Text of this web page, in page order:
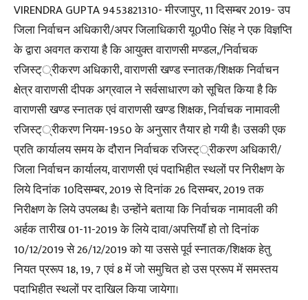
VIRENDRA GUPTA 9453821310- मीरजापुर, 11 दिसम्बर 2019- उप
जिला निर्वाचन अधिकारी/अपर जिलाधिकारी यू0पी0 सिंह ने एक विज्ञप्ति
के द्वारा अवगत कराया है कि आयुक्त वाराणसी मण्डल,/निर्वाचक
रजिस्ट््रीकरण अधिकारी, वाराणसी खण्ड स्नातक/शिक्षक निर्वाचन
क्षेत्र वाराणसी दीपक अग्रवाल ने सर्वसाधारण को सूचित किया है कि
वाराणसी खण्ड स्नातक एवं वाराणसी खण्ड शिक्षक, निर्वाचक नामावली
रजिस्ट््रीकरण नियम-1950 के अनुसार तैयार हो गयी है। उसकी एक
प्रति कार्यालय समय के दौरान निर्वाचक रजिस्ट््रीकरण अधिकारी/
जिला निर्वाचन कार्यालय, वाराणसी एवं पदाभिहीत स्थलों पर निरीक्षण के
लिये दिनांक 10दिसम्बर, 2019 से दिनांक 26 दिसम्बर, 2019 तक
निरीक्षण के लिये उपलब्ध है। उन्होंने बताया कि निर्वाचक नामावली की
अर्हक तारीख 01-11-2019 के लिये दावा/अपत्तियाॅं हो तो दिनांक
10/12/2019 से 26/12/2019 को या उससे पूर्व स्नातक/शिक्षक हेतु
नियत प्ररूप 18, 19, 7 एवं 8 में जो समुचित हो उस प्ररूप में समस्तय
पदाभिहीत स्थलों पर दाखिल किया जायेगा।